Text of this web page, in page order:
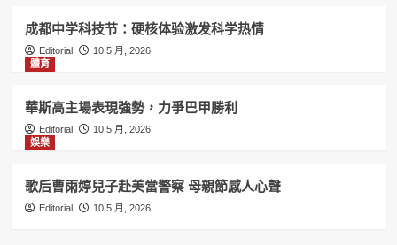
成都中学科技节：硬核体验激发科学热情
Editorial
10 5 月, 2026
體育
華斯高主場表現強勢，力爭巴甲勝利
Editorial
10 5 月, 2026
娛樂
歌后曹雨婷兒子赴美當警察 母親節感人心聲
Editorial 10 5 月, 2026